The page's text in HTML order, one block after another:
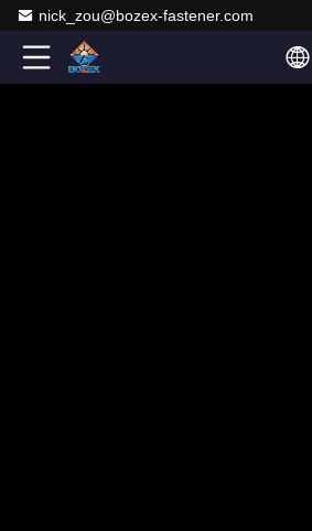
nick_zou@bozex-fastener.com